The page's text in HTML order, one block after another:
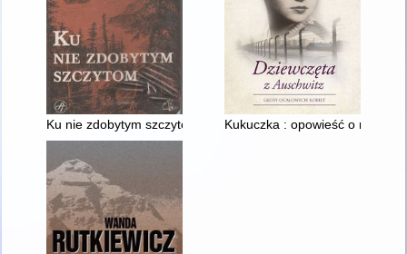
Ku nie zdobytym szczytom Kukuczka : opowieść o